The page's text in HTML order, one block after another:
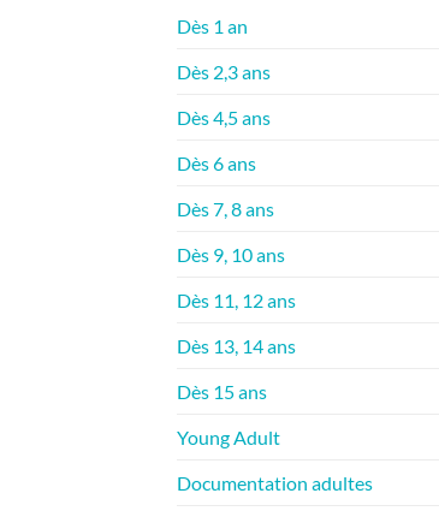
Dès 1 an
Dès 2,3 ans
Dès 4,5 ans
Dès 6 ans
Dès 7, 8 ans
Dès 9, 10 ans
Dès 11, 12 ans
Dès 13, 14 ans
Dès 15 ans
Young Adult
Documentation adultes